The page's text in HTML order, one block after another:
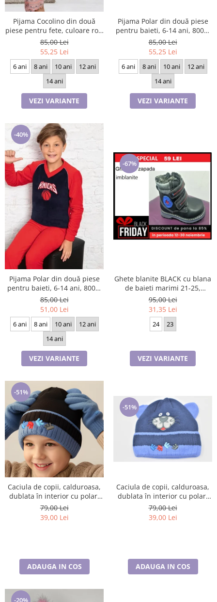
Pijama Cocolino din două
piese pentru fete, culoare roz,
6-14 ani, 9049
85,00 Lei
55,25 Lei
6 ani 8 ani 10 ani
12 ani
14 ani
VEZI VARIANTE
Pijama Polar din două piese
pentru baieti, 6-14 ani, 8003,
culoare bleomarin si visiniu
85,00 Lei
55,25 Lei
6 ani 8 ani 10 ani
12 ani
14 ani
VEZI VARIANTE
-40%
Pijama Polar din două piese
pentru baieti, 6-14 ani, 8007,
culoare bleomarin si rosu
85,00 Lei
51,00 Lei
6 ani 8 ani 10 ani
12 ani
14 ani
VEZI VARIANTE
-67%
Ghete blanite BLACK cu blana
de baieti marimi 21-25,
inchidere cu scai si fermoar
95,00 Lei
31,35 Lei
24 23
VEZI VARIANTE
-51%
Caciula de copii, calduroasa,
dublata în interior cu polar,
care acoperă urechile și
fruntea
79,00 Lei
39,00 Lei
ADAUGA IN COS
-51%
Caciula de copii, calduroasa,
dublata în interior cu polar,
care acoperă urechile și
fruntea
79,00 Lei
39,00 Lei
ADAUGA IN COS
-20%